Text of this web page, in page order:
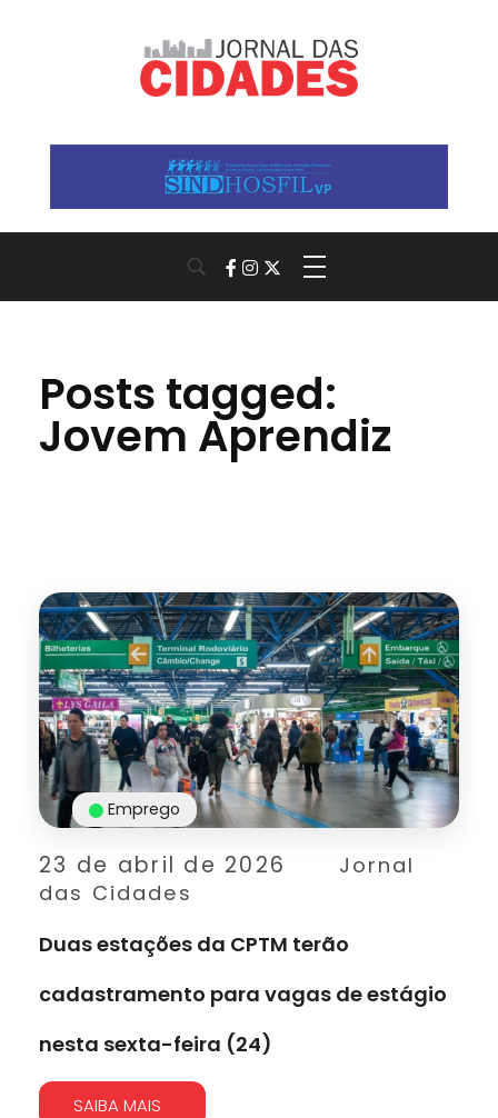
Posts tagged:
Jovem Aprendiz
23 de abril de 2026
Jornal
das Cidades
Emprego
Duas estações da CPTM terão
cadastramento para vagas de estágio
nesta sexta-feira (24)
SAIBA MAIS